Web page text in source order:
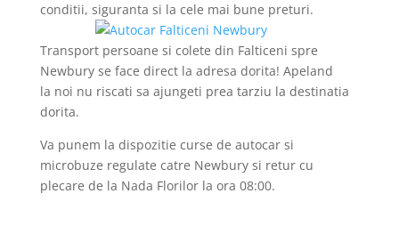
conditii, siguranta si la cele mai bune preturi.
Transport persoane si colete din Falticeni spre
Newbury se face direct la adresa dorita! Apeland
la noi nu riscati sa ajungeti prea tarziu la destinatia
dorita.
Va punem la dispozitie curse de autocar si
microbuze regulate catre Newbury si retur cu
plecare de la Nada Florilor la ora 08:00.